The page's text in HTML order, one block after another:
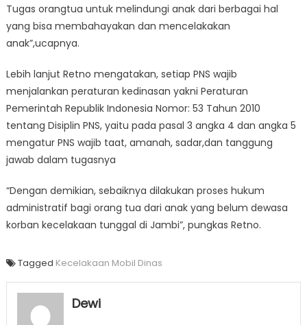
Tugas orangtua untuk melindungi anak dari berbagai hal
yang bisa membahayakan dan mencelakakan
anak”,ucapnya.
Lebih lanjut Retno mengatakan, setiap PNS wajib
menjalankan peraturan kedinasan yakni Peraturan
Pemerintah Republik Indonesia Nomor: 53 Tahun 2010
tentang Disiplin PNS, yaitu pada pasal 3 angka 4 dan angka 5
mengatur PNS wajib taat, amanah, sadar,dan tanggung
jawab dalam tugasnya
“Dengan demikian, sebaiknya dilakukan proses hukum
administratif bagi orang tua dari anak yang belum dewasa
korban kecelakaan tunggal di Jambi”, pungkas Retno.
Tagged Kecelakaan Mobil Dinas
Dewi